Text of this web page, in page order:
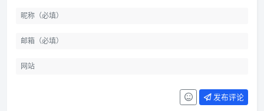
发布评论